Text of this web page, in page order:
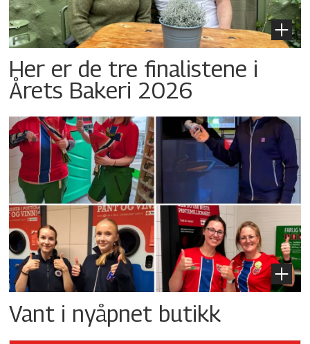
Her er de tre finalistene i
Årets Bakeri 2026
Vant i nyåpnet butikk